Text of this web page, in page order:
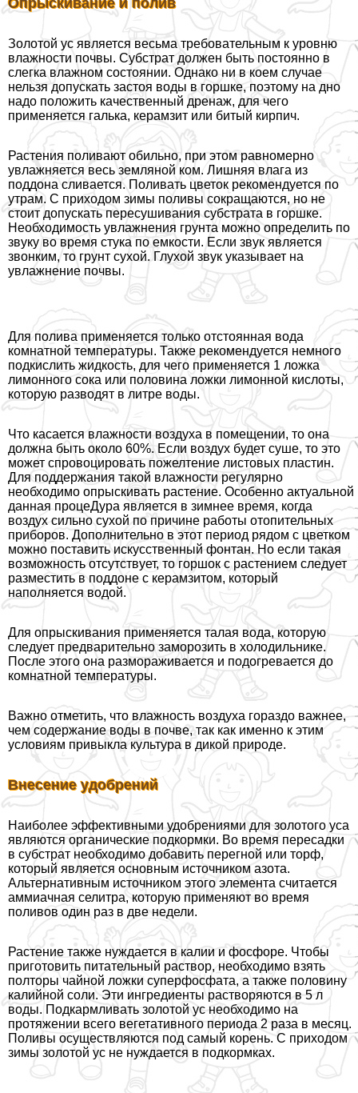
Опрыскивание и полив
Золотой ус является весьма требовательным к уровню
влажности почвы. Субстрат должен быть постоянно в
слегка влажном состоянии. Однако ни в коем случае
нельзя допускать застоя воды в горшке, поэтому на дно
надо положить качественный дренаж, для чего
применяется галька, керамзит или битый кирпич.
Растения поливают обильно, при этом равномерно
увлажняется весь земляной ком. Лишняя влага из
поддона сливается. Поливать цветок рекомендуется по
утрам. С приходом зимы поливы сокращаются, но не
стоит допускать пересушивания субстрата в горшке.
Необходимость увлажнения грунта можно определить по
звуку во время стука по емкости. Если звук является
звонким, то грунт сухой. Глухой звук указывает на
увлажнение почвы.
Для полива применяется только отстоянная вода
комнатной температуры. Также рекомендуется немного
подкислить жидкость, для чего применяется 1 ложка
лимонного сока или половина ложки лимонной кислоты,
которую разводят в литре воды.
Что касается влажности воздуха в помещении, то она
должна быть около 60%. Если воздух будет суше, то это
может спровоцировать пожелтение листовых пластин.
Для поддержания такой влажности регулярно
необходимо опрыскивать растение. Особенно актуальной
данная процеДypa является в зимнее время, когда
воздух сильно сухой по причине работы отопительных
приборов. Дополнительно в этот период рядом с цветком
можно поставить искусственный фонтан. Но если такая
возможность отсутствует, то горшок с растением следует
разместить в поддоне с керамзитом, который
наполняется водой.
Для опрыскивания применяется талая вода, которую
следует предварительно заморозить в холодильнике.
После этого она размораживается и подогревается до
комнатной температуры.
Важно отметить, что влажность воздуха гораздо важнее,
чем содержание воды в почве, так как именно к этим
условиям привыкла культура в дикой природе.
Внесение удобрений
Наиболее эффективными удобрениями для золотого уса
являются органические подкормки. Во время пересадки
в субстрат необходимо добавить перегной или торф,
который является основным источником азота.
Альтернативным источником этого элемента считается
аммиачная селитра, которую применяют во время
поливов один раз в две недели.
Растение также нуждается в калии и фосфоре. Чтобы
приготовить питательный раствор, необходимо взять
полторы чайной ложки суперфосфата, а также половину
калийной соли. Эти ингредиенты растворяются в 5 л
воды. Подкармливать золотой ус необходимо на
протяжении всего вегетативного периода 2 раза в месяц.
Поливы осуществляются под самый корень. С приходом
зимы золотой ус не нуждается в подкормках.